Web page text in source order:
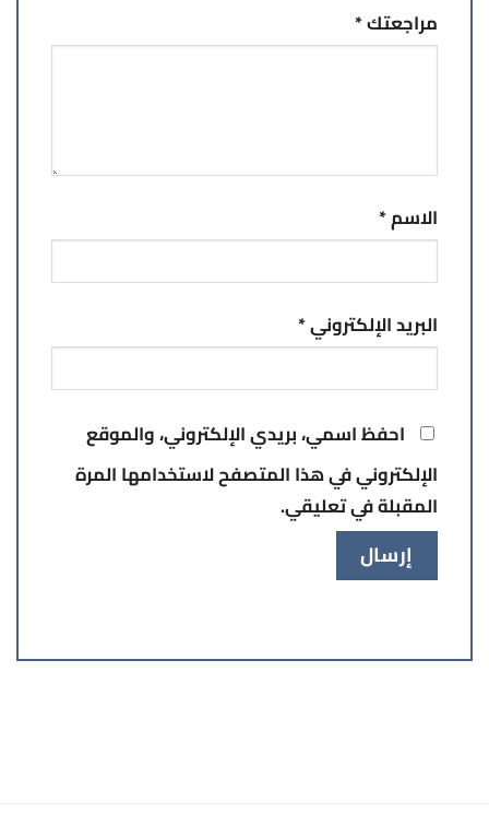
مراجعتك*
الاسم*
البريد الإلكتروني*
احفظ اسمي، بريدي الإلكتروني، والموقع
الإلكتروني في هذا المتصفح لاستخدامها المرة
المقبلة في تعليقي.